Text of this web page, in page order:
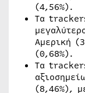
(4,56%).
Τα
Αμερική
(0,68%).
Τα
(8,46%),